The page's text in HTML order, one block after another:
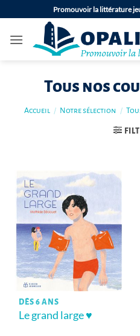
au
contenu
Promouvoir la littérature
Tous nos
Accueil / Notre sélection /
DÈS 6 ANS
Le grand large ♥